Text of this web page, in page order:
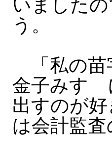
いました
う。
「私の苗
金子みす
出すのが
は会計監